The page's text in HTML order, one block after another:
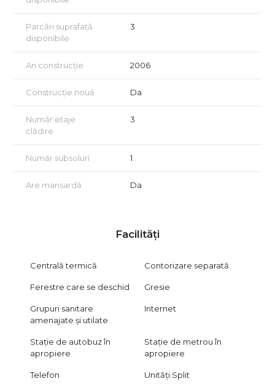
Parcări suprafață
disponibile
3
An construcție 2006
Construcție nouă Da
Număr etaje
clădire
3
Număr subsoluri 1
Are mansardă Da
Facilități
Centrală termică Contorizare separată
Ferestre care se deschid Gresie
Grupuri sanitare
amenajate și utilate
Internet
Stație de autobuz în
apropiere
Stație de metrou în
apropiere
Telefon Unități Split